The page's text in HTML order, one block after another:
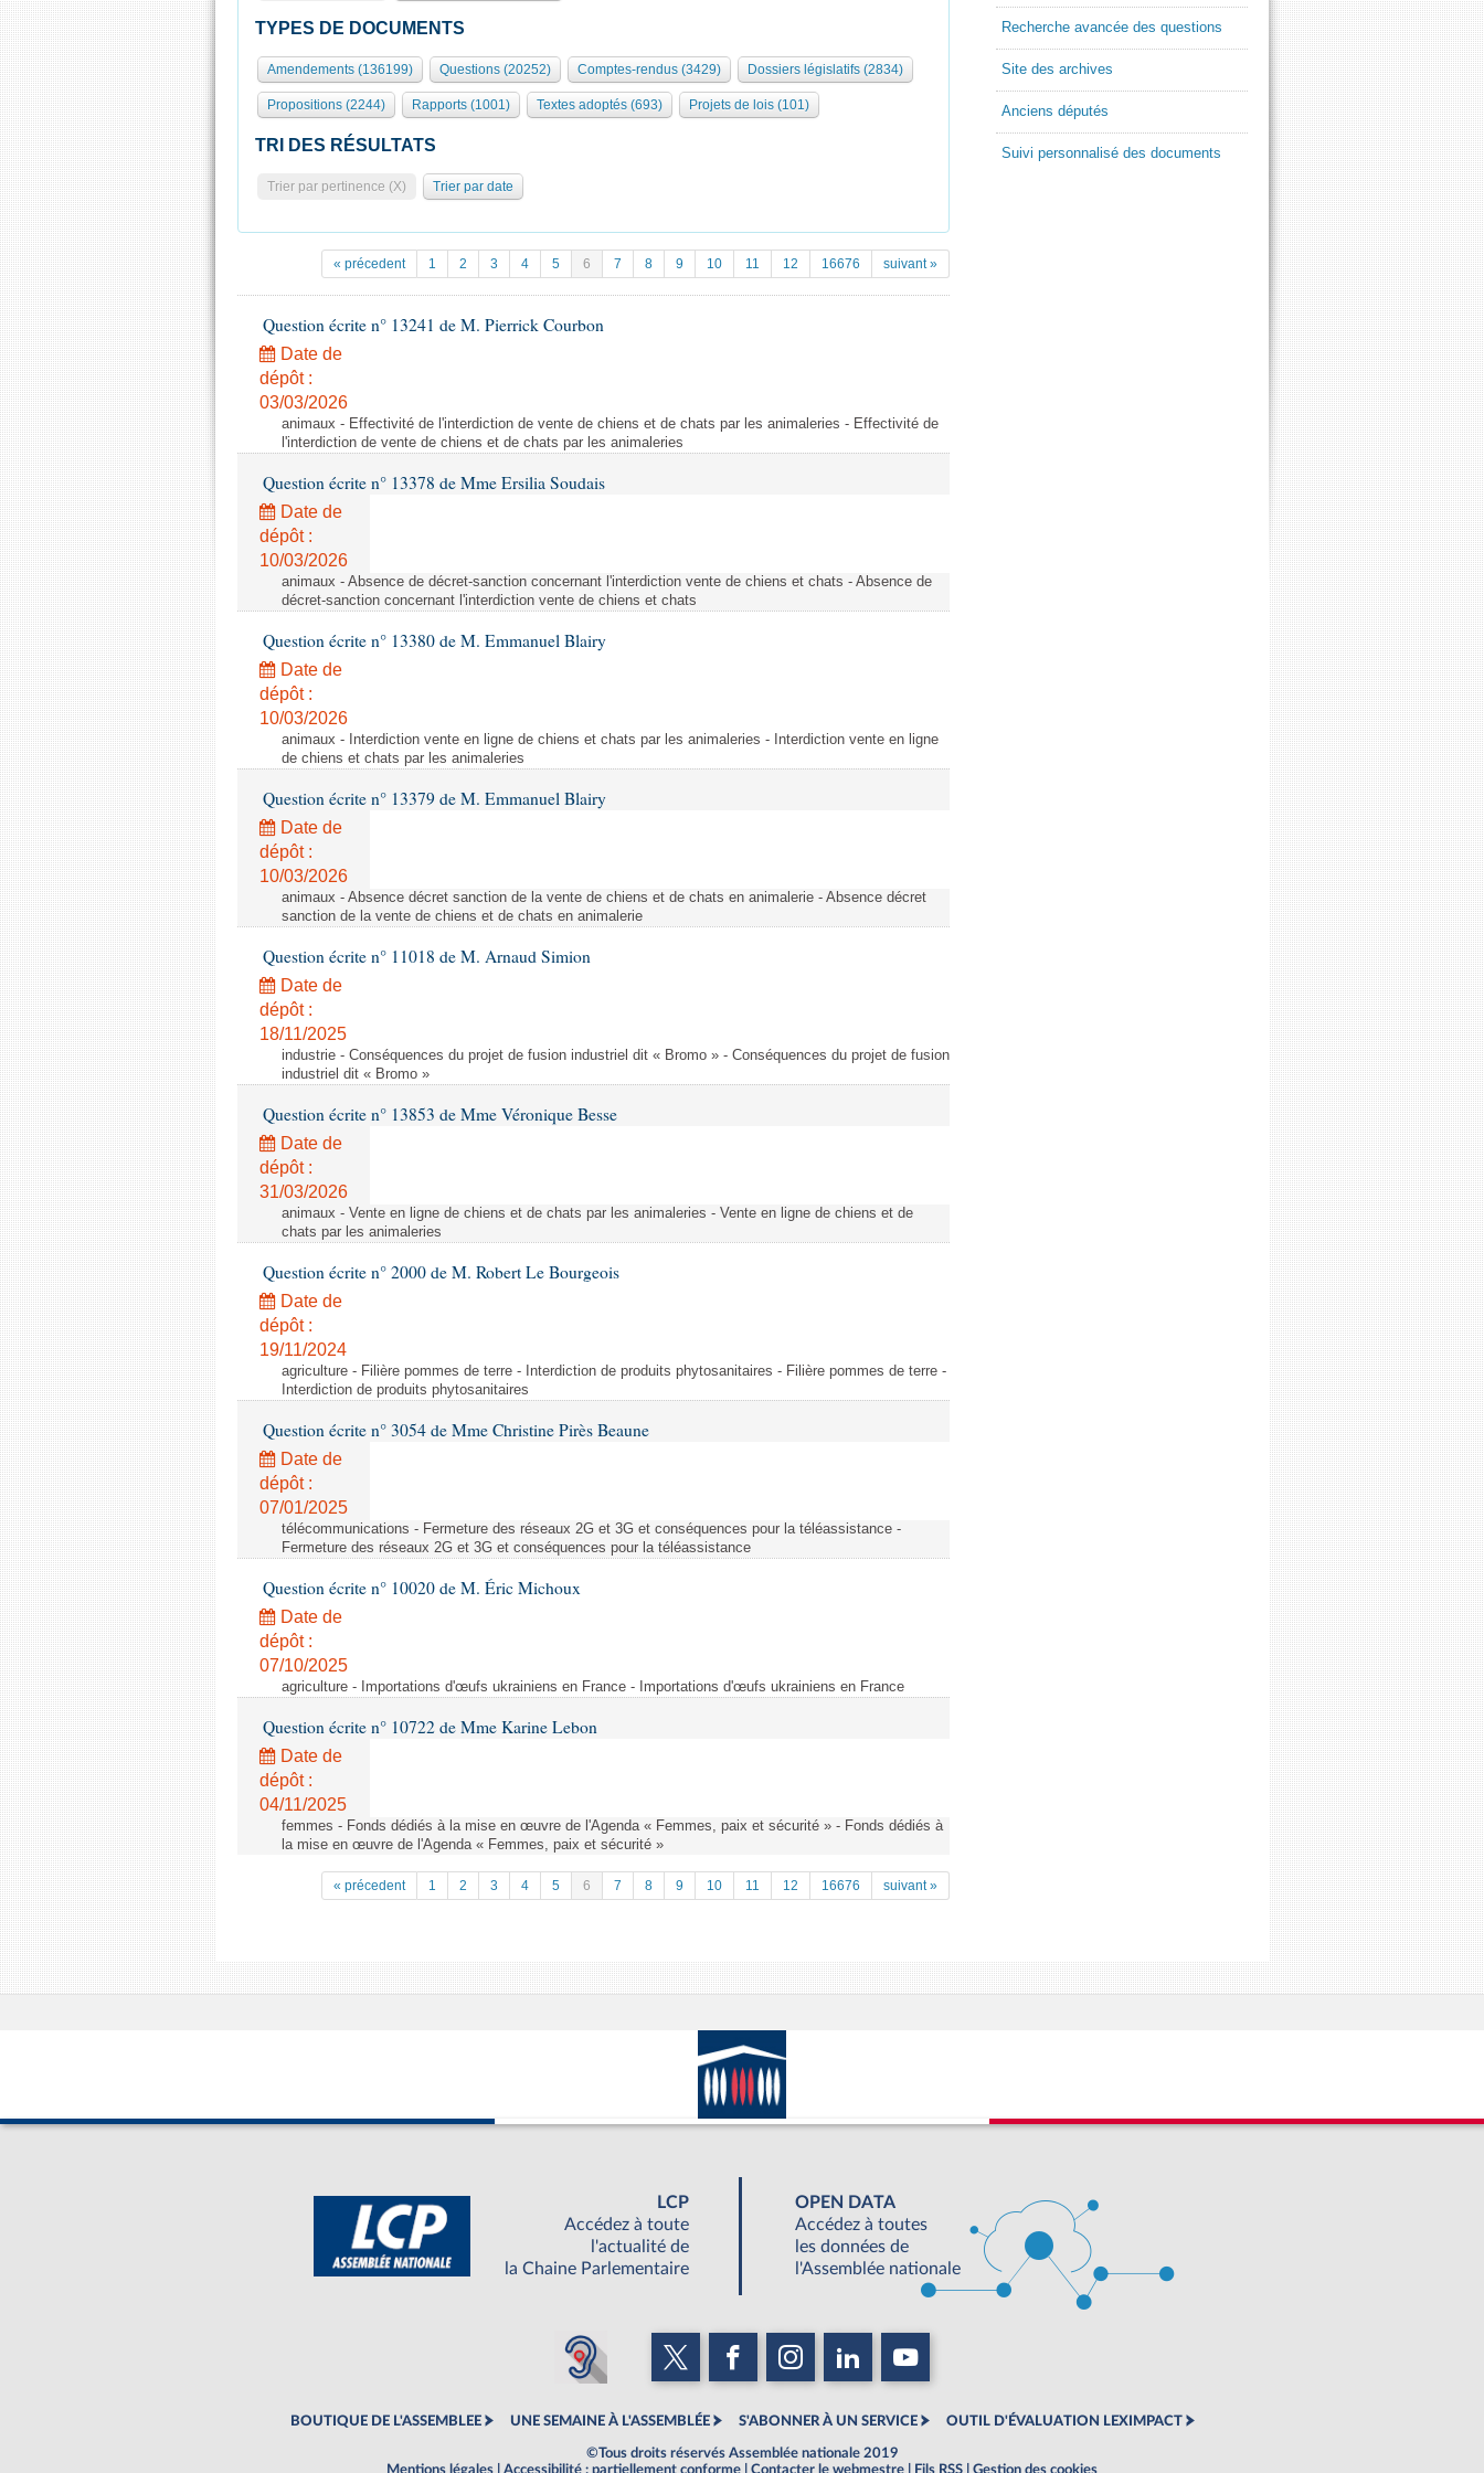
TYPES DE DOCUMENTS
Amendements (136199) Questions (20252) Comptes-rendus (3429) Dossiers législatifs (2834)
Propositions (2244) Rapports (1001) Textes adoptés (693) Projets de lois (101)
TRI DES RÉSULTATS
Trier par pertinence (X) Trier par date
« précedent 1 2 3 4 5 6 7 8 9 10 11 12 16676 suivant »
Question écrite n° 13241 de M. Pierrick Courbon
Date de
dépôt :
03/03/2026
animaux - Effectivité de l'interdiction de vente de chiens et de chats par les animaleries - Effectivité de
l'interdiction de vente de chiens et de chats par les animaleries
Question écrite n° 13378 de Mme Ersilia Soudais
Date de
dépôt :
10/03/2026
animaux - Absence de décret-sanction concernant l'interdiction vente de chiens et chats - Absence de
décret-sanction concernant l'interdiction vente de chiens et chats
Question écrite n° 13380 de M. Emmanuel Blairy
Date de
dépôt :
10/03/2026
animaux - Interdiction vente en ligne de chiens et chats par les animaleries - Interdiction vente en ligne
de chiens et chats par les animaleries
Question écrite n° 13379 de M. Emmanuel Blairy
Date de
dépôt :
10/03/2026
animaux - Absence décret sanction de la vente de chiens et de chats en animalerie - Absence décret
sanction de la vente de chiens et de chats en animalerie
Question écrite n° 11018 de M. Arnaud Simion
Date de
dépôt :
18/11/2025
industrie - Conséquences du projet de fusion industriel dit « Bromo » - Conséquences du projet de fusion
industriel dit « Bromo »
Question écrite n° 13853 de Mme Véronique Besse
Date de
dépôt :
31/03/2026
animaux - Vente en ligne de chiens et de chats par les animaleries - Vente en ligne de chiens et de
chats par les animaleries
Question écrite n° 2000 de M. Robert Le Bourgeois
Date de
dépôt :
19/11/2024
agriculture - Filière pommes de terre - Interdiction de produits phytosanitaires - Filière pommes de terre -
Interdiction de produits phytosanitaires
Question écrite n° 3054 de Mme Christine Pirès Beaune
Date de
dépôt :
07/01/2025
télécommunications - Fermeture des réseaux 2G et 3G et conséquences pour la téléassistance -
Fermeture des réseaux 2G et 3G et conséquences pour la téléassistance
Question écrite n° 10020 de M. Éric Michoux
Date de
dépôt :
07/10/2025
agriculture - Importations d'œufs ukrainiens en France - Importations d'œufs ukrainiens en France
Question écrite n° 10722 de Mme Karine Lebon
Date de
dépôt :
04/11/2025
femmes - Fonds dédiés à la mise en œuvre de l'Agenda « Femmes, paix et sécurité » - Fonds dédiés à
la mise en œuvre de l'Agenda « Femmes, paix et sécurité »
« précedent 1 2 3 4 5 6 7 8 9 10 11 12 16676 suivant »
Recherche avancée des questions
Site des archives
Anciens députés
Suivi personnalisé des documents
LCP
Accédez à toute
l'actualité de
la Chaine Parlementaire
OPEN DATA
Accédez à toutes
les données de
l'Assemblée nationale
BOUTIQUE DE L'ASSEMBLEE UNE SEMAINE À L'ASSEMBLÉE S'ABONNER À UN SERVICE OUTIL D'ÉVALUATION LEXIMPACT
©Tous droits réservés Assemblée nationale 2019
Mentions légales
Accessibilité : partiellement conforme Contacter le webmestre Fils RSS Gestion des cookies